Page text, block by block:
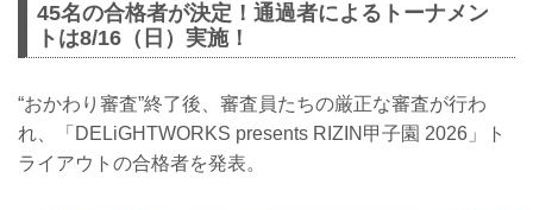
45名の合格者が決定！通過者によるトーナメン
トは8/16（日）実施！
“おかわり審査”終了後、審査員たちの厳正な審査が行わ
れ、「DELiGHTWORKS presents RIZIN甲子園 2026」ト
ライアウトの合格者を発表。